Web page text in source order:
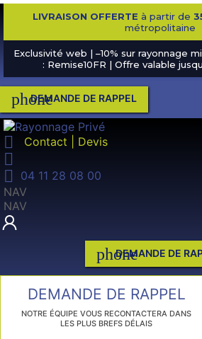
LIVRAISON OFFERTE à partir de
métropolitaine
Exclusivité web | –10% sur rayonnage
: Remise10FR | Offre valable
phone
DEMANDE DE RAPPEL
 Contact | Devis


04 11 28 08 00
NAV
NAV
phone
DEMANDE DE
DEMANDE DE RAPPEL
NOTRE ÉQUIPE VOUS RECONTACTERA DANS
LES PLUS BREFS DÉLAIS